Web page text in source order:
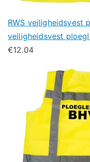
RWS veiligheidsvest
veiligheidsvest
€12.04